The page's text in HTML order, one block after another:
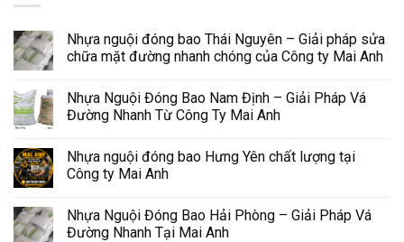
Nhựa nguội đóng bao Thái Nguyên – Giải pháp sửa
chữa mặt đường nhanh chóng của Công ty Mai Anh
Nhựa Nguội Đóng Bao Nam Định – Giải Pháp Vá
Đường Nhanh Từ Công Ty Mai Anh
Nhựa nguội đóng bao Hưng Yên chất lượng tại
Công ty Mai Anh
Nhựa Nguội Đóng Bao Hải Phòng – Giải Pháp Vá
Đường Nhanh Tại Mai Anh